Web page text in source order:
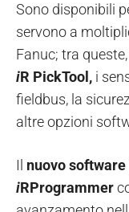
Sono disponibili
servono a
Fanuc; tra queste,
iR PickTool, i
fieldbus, la
altre opzioni
Il nuovo
iRProgrammer